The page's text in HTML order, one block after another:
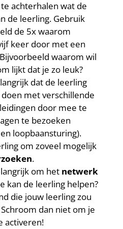
achterhalen wat de
de leerling. Gebruik
de 5x waarom
keer door met een
Bijvoorbeeld waarom wil
lijkt dat je zo leuk?
dat de leerling
met verschillende
door mee te
te bezoeken
loopbaansturing).
om zoveel mogelijk
.
om het netwerk
kan de leerling helpen?
die jouw leerling zou
dan niet om je
activeren!